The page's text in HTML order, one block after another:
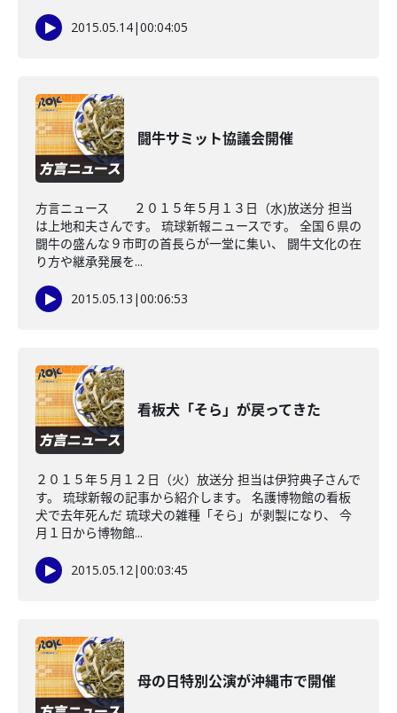
2015.05.14|00:04:05
闘牛サミット協議会開催
方言ニュース ２０１５年５月１３日（水)放送分 担当
は上地和夫さんです。 琉球新報ニュースです。 全国６県の
闘牛の盛んな９市町の首長らが一堂に集い、 闘牛文化の在
り方や継承発展を...
2015.05.13 |00:06:53
看板犬「そら」が戻ってきた
２０１５年５月１２日（火）放送分 担当は伊狩典子さんで
す。 琉球新報の記事から紹介します。 名護博物館の看板
犬で去年死んだ 琉球犬の雑種「そら」が剥製になり、 今
月１日から博物館...
2015.05.12|00:03:45
母の日特別公演が沖縄市で開催